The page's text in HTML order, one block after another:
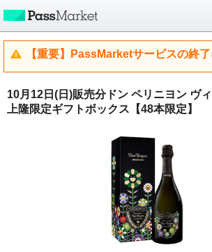
【重要】PassMarketサービスの終
10月12日(日)販売分ドン ペリニヨン ヴ
上隆限定ギフトボックス【48本限定】